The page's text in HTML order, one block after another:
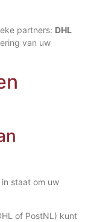
partners: DHL
van uw
staat om uw
of PostNL) kunt